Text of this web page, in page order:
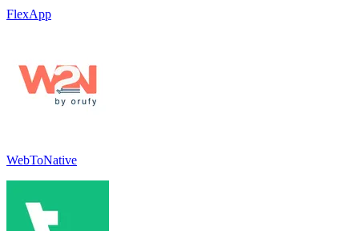
FlexApp
WebToNative